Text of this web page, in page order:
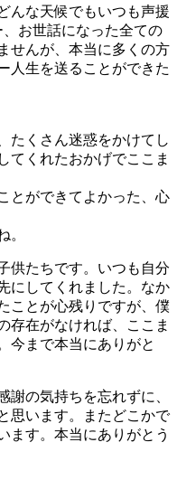
んな天候でもいつも声援
お世話になった全ての
せんが、本当に多くの方
人生を送ることができた
たくさん迷惑をかけてし
てくれたおかげでここま
とができてよかった、心
。
供たちです。いつも自分
にしてくれました。なか
ことが心残りですが、僕
存在がなければ、ここま
今まで本当にありがと
謝の気持ちを忘れずに、
思います。またどこかで
ます。本当にありがとう